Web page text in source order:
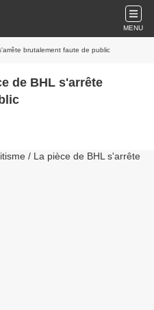
MENU
brutalement faute de public
de BHL s'arrête